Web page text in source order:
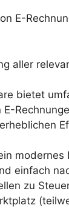
E-
aller
bietet
einfach
zu